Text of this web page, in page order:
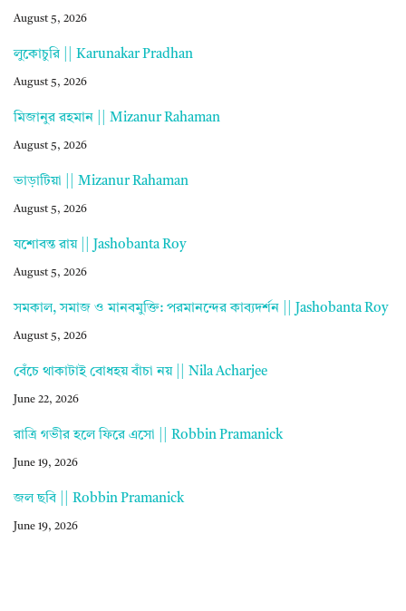
August 5, 2026
লুকোচুরি || Karunakar Pradhan
August 5, 2026
মিজানুর রহমান || Mizanur Rahaman
August 5, 2026
ভাড়াটিয়া || Mizanur Rahaman
August 5, 2026
যশোবন্ত রায় || Jashobanta Roy
August 5, 2026
সমকাল, সমাজ ও মানবমুক্তি: পরমানন্দের কাব্যদর্শন || Jashobanta Roy
August 5, 2026
বেঁচে থাকাটাই বোধহয় বাঁচা নয় || Nila Acharjee
June 22, 2026
রাত্রি গভীর হলে ফিরে এসো || Robbin Pramanick
June 19, 2026
জল ছবি || Robbin Pramanick
June 19, 2026